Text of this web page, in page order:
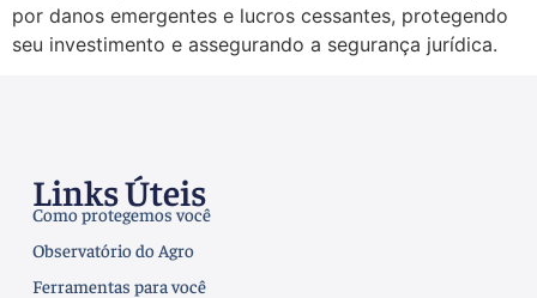
por danos emergentes e lucros cessantes, protegendo
seu investimento e assegurando a segurança jurídica.
Links Úteis
Como protegemos você
Observatório do Agro
Ferramentas para você